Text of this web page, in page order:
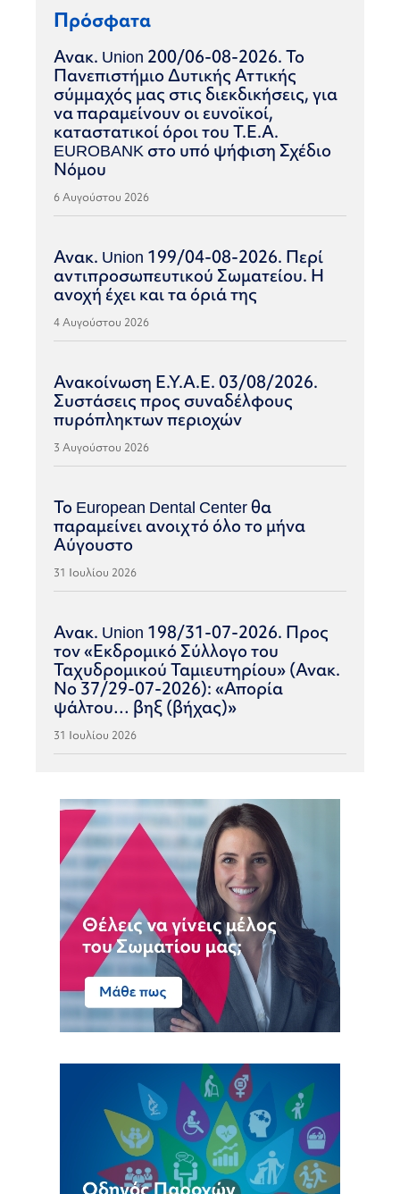
Πρόσφατα
Ανακ. Union 200/06-08-2026. Το
Πανεπιστήμιο Δυτικής Αττικής
σύμμαχός μας στις διεκδικήσεις, για
να παραμείνουν οι ευνοϊκοί,
καταστατικοί όροι του Τ.Ε.Α.
EUROBANK στο υπό ψήφιση Σχέδιο
Νόμου
6 Αυγούστου 2026
Ανακ. Union 199/04-08-2026. Περί
αντιπροσωπευτικού Σωματείου. Η
ανοχή έχει και τα όριά της
4 Αυγούστου 2026
Ανακοίνωση Ε.Υ.Α.Ε. 03/08/2026.
Συστάσεις προς συναδέλφους
πυρόπληκτων περιοχών
3 Αυγούστου 2026
Το European Dental Center θα
παραμείνει ανοιχτό όλο το μήνα
Αύγουστο
31 Ιουλίου 2026
Ανακ. Union 198/31-07-2026. Προς
τον «Εκδρομικό Σύλλογο του
Ταχυδρομικού Ταμιευτηρίου» (Ανακ.
Νο 37/29-07-2026): «Απορία
ψάλτου… βηξ (βήχας)»
31 Ιουλίου 2026